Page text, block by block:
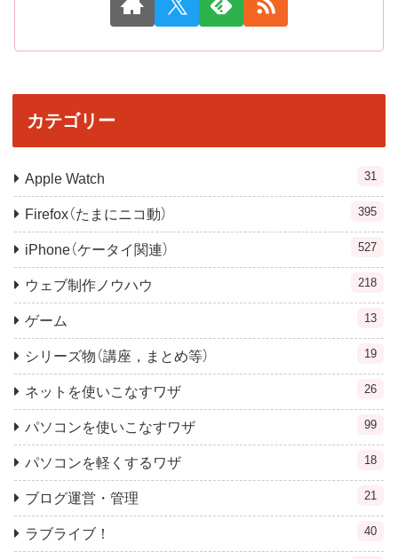
カテゴリー
Apple Watch 31
Firefox（たまにニコ動） 395
iPhone（ケータイ関連） 527
ウェブ制作ノウハウ 218
ゲーム 13
シリーズ物（講座，まとめ等） 19
ネットを使いこなすワザ 26
パソコンを使いこなすワザ 99
パソコンを軽くするワザ 18
ブログ運営・管理 21
ラブライブ！ 40